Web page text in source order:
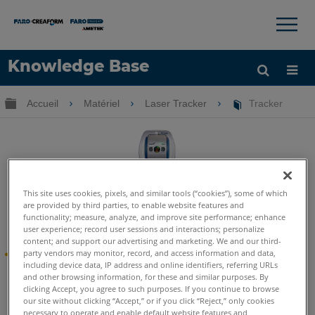
Knowledge Base
LANGUE
×
Développer/réduire la hiérarchie globale
Accueil Matériel Laser Tracker Tracker
Tracker
Micrologiciel FARO ®Laser Tracker 4.0.0
Publié1er mai 2026, cette version inclut les dernières
fonctionnalités et améliorations.
This site uses cookies, pixels, and similar tools (“cookies”), some of which
are provided by third parties, to enable website features and
functionality; measure, analyze, and improve site performance; enhance
user experience; record user sessions and interactions; personalize
content; and support our advertising and marketing. We and our third-
party vendors may monitor, record, and access information and data,
including device data, IP address and online identifiers, referring URLs
and other browsing information, for these and similar purposes. By
clicking Accept, you agree to such purposes. If you continue to browse
our site without clicking “Accept,” or if you click “Reject,” only cookies
necessary to operate and enable default website features and